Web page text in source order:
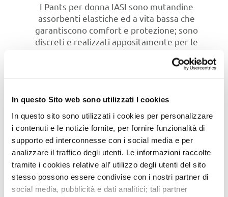
In questo Sito web sono utilizzati I cookies
In questo sito sono utilizzati i cookies per personalizzare
i contenuti e le notizie fornite, per fornire funzionalità di
supporto ed interconnesse con i social media e per
analizzare il traffico degli utenti. Le informazioni raccolte
tramite i cookies relative all’ utilizzo degli utenti del sito
stesso possono essere condivise con i nostri partner di
social media, pubblicità e dati analitici; tali partner
I Pants per donna IASI sono mutandine
assorbenti elastiche ed a vita bassa che
garantiscono comfort e protezione; sono
discreti e realizzati appositamente per le
Grazie alla nuova tecnologia elastica Comfi-Fit,
sono ancora più comodi da indossare, si
seguono in ogni movimento.
Lo strato superiore è in tessuto igienico e
traspirante così la pelle può respirare,
prevenendo le irritazioni. Il nucleo assicura un
rapido assorbimento dei liquidi ed il controllo
degli odori. Sono leggermente profumati e
disponibili in colore carne.
Dermatologicamente testati.